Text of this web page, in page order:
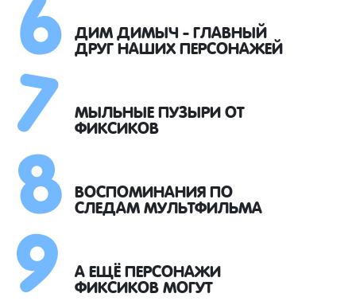
ДИМ ДИМЫЧ - ГЛАВНЫЙ
ДРУГ НАШИХ ПЕРСОНАЖЕЙ
МЫЛЬНЫЕ ПУЗЫРИ ОТ
ФИКСИКОВ
ВОСПОМИНАНИЯ ПО
СЛЕДАМ МУЛЬТФИЛЬМА
А ЕЩЁ ПЕРСОНАЖИ
ФИКСИКОВ МОГУТ